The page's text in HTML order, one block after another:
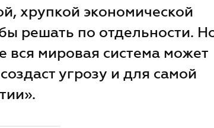
хрупкой экономической
решать по отдельности.
вся мировая система может
угрозу и для самой